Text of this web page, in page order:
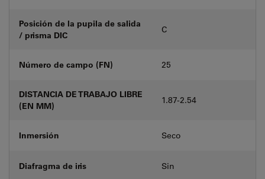
Posición de la pupila de salida
/ prisma DIC
C
Número de campo (FN) 25
DISTANCIA DE TRABAJO LIBRE
(EN MM)
1.87-2.54
Inmersión Seco
Diafragma de iris Sin